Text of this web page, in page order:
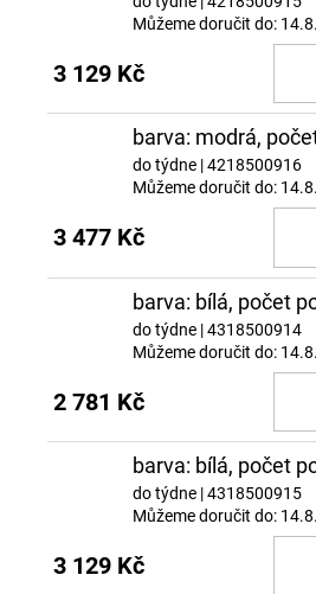
Můžeme doručit do:
3 129 Kč
barva: modrá,
do týdne | 4218500916
Můžeme doručit do:
3 477 Kč
barva: bílá, počet
do týdne | 4318500914
Můžeme doručit do:
2 781 Kč
barva: bílá, počet
do týdne | 4318500915
Můžeme doručit do:
3 129 Kč